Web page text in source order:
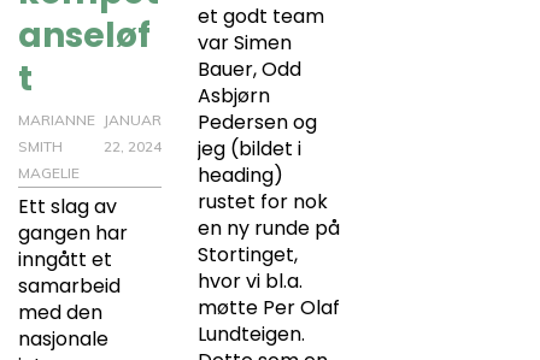
anseløf
t
MARIANNE
SMITH
MAGELIE
JANUAR
22, 2024
Ett slag av
gangen har
inngått et
samarbeid
med den
nasjonale
et godt team
var Simen
Bauer, Odd
Asbjørn
Pedersen og
jeg (bildet i
heading)
rustet for nok
en ny runde på
Stortinget,
hvor vi bl.a.
møtte Per Olaf
Lundteigen.